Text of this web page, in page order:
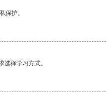
保护。
择学习方式。